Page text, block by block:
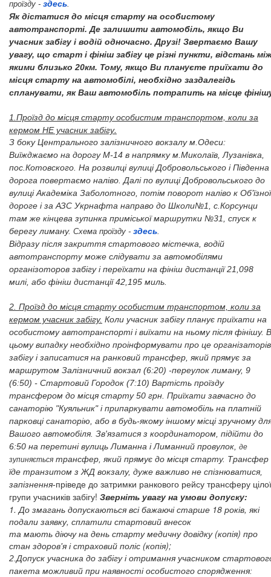
проїзду - здесь.
Як дістатися до місця старту на особистому
автотранспорті. Де залишити автомобіль, якщо Ви
учасник забігу і водій одночасно. Друзі! Звертаємо Вашу
увагу, що старт і фініш забігу це різні пункти, відстань між
якими близько 20км. Тому, якщо Ви плануєте приїхати до
місця старту на автомобілі, необхідно заздалегідь
спланувати, як Ваш автомобіль потрапить на місце
1. Проїзд до місця старту особистим транспортом, коли за
кермом НЕ учасник забігу.
З боку Центрального залізничного вокзалу м.Одеси:
Виїжджаємо на дорогу М-14 в напрямку м.Миколаїв, Лузанівка,
пос.Котовского. На розвилці вулиці Добровольського і Південна
дорога повертаємо наліво. Далі по вулиці Добровольського до
вулиці Академіка Заболотного, потім поворот наліво к Об’їзної
дороге і за АЗС Укрнафта направо до Школи№1, с.Корсунци
там же кінцева зупинка приміської маршрутки №31, спуск к
берегу лиману. Схема проїзду - здесь.
Відразу після закриття стартового містечка, водій
автотранспорту може слідувати за автомобілями
організоторов забігу і переїхати на фініш дистанції 21,098
милі, або фініш дистанції 42,195 миль.
2. Проїзд до місця старту особистим транспортом, коли за
кермом учасник забігу. Коли учасник забігу планує приїхати на
особистому автотранспорті і виїхати на ньому після фінішу. В
цьому випадку необхідно проінформувати про це організаторів
забігу і записатися на ранковий трансфер, який прямує за
маршрутом Залізничний вокзал (6:20) -переулок лиману, 9
(6:50) - Стартовий Городок (7:10) Вартість проїзду
трансфером до місця старту 50 грн. Приїхати завчасно до
санаторію "Куяльник" і припаркувати автомобіль на платній
парковці санаторію, або в будь-якому іншому місці зручному
Вашого автомобіля. Зв'язатися з координатором, підійти до
6:50 на перетині вулиць Лиманна і Лиманний провулок, де
зупиняється трансфер, який прямує до місця старту. Трансфер
їде транзитом з ЖД вокзалу, дуже важливо не спізнюватися,
запізнення-пріведе до затримки ранкового рейсу трансферу цілої
групи учасників забігу! Зверніть увагу на умови допуску:
1. До змагань допускаються всі бажаючі старше 18 років, які
подали заявку, сплатили стартовий внесок
та мають діючу на день старту медичну довідку (копія) про
стан здоров'я і страховий поліс (копія);
2.Допуск учасника до забігу і отримання учасником
пакета можливий при наявності особистого спорядження: